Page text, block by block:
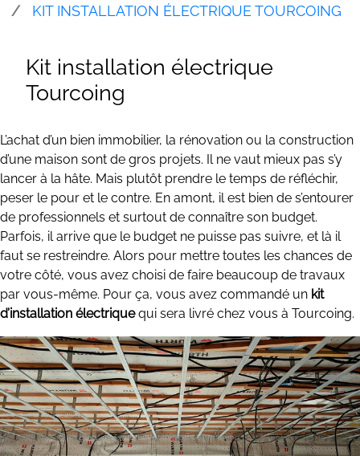
KIT INSTALLATION ÉLECTRIQUE TOURCOING
Kit installation électrique
Tourcoing
L’achat d’un bien immobilier, la rénovation ou la construction
d’une maison sont de gros projets. Il ne vaut mieux pas s’y
lancer à la hâte. Mais plutôt prendre le temps de réfléchir,
peser le pour et le contre. En amont, il est bien de s’entourer
de professionnels et surtout de connaître son budget.
Parfois, il arrive que le budget ne puisse pas suivre, et là il
faut se restreindre. Alors pour mettre toutes les chances de
votre côté, vous avez choisi de faire beaucoup de travaux
par vous-même. Pour ça, vous avez commandé un kit
d’installation électriquequi sera livré chez vous à Tourcoing.